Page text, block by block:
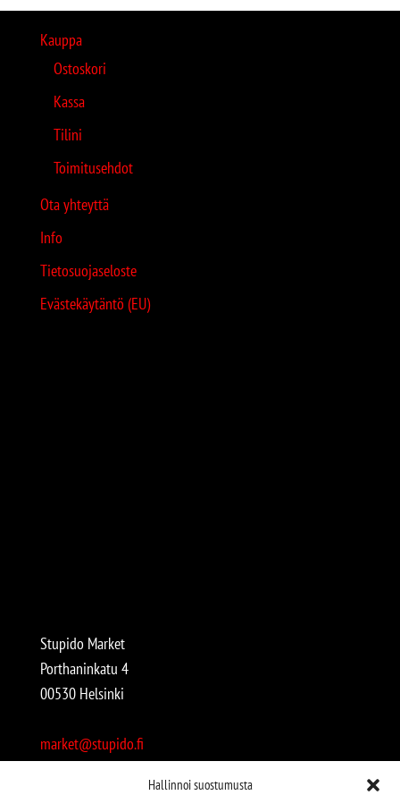
Hallinnoi suostumusta
Kauppa
Ostoskori
Kassa
Tilini
Toimitusehdot
Ota yhteyttä
Info
Tietosuojaseloste
Evästekäytäntö (EU)
Stupido Market
Porthaninkatu 4
00530 Helsinki
market@stupido.fi